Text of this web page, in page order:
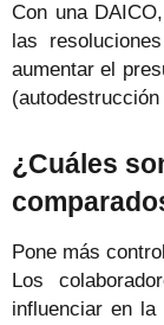
Con una
las
aumentar el
¿Cuáles
Pone más
Los
influenciar en